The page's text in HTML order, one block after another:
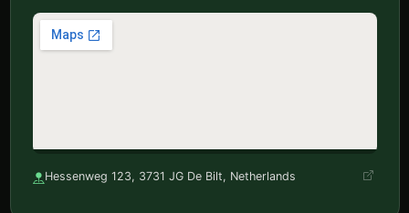
Hessenweg 123, 3731 JG De Bilt, Netherlands